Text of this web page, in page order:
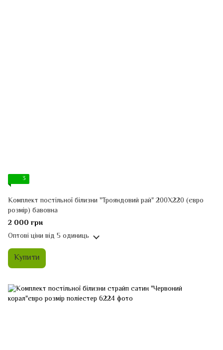
3
Комплект постільної білизни "Трояндовий рай" 200Х220 (євро
розмір) бавовна
2 000 грн
Оптові ціни від 5 одиниць
Купити